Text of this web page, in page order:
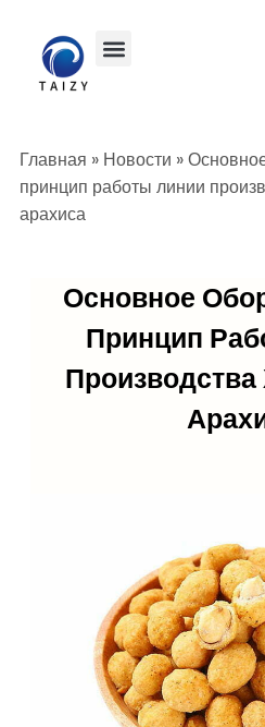
Главная » Новости »
принцип работы линии
арахиса
Основное
Принцип